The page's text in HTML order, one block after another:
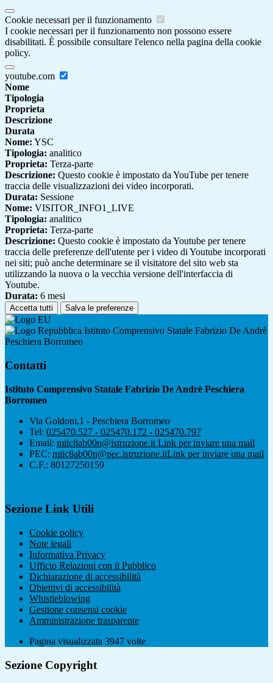
Cookie necessari per il funzionamento
I cookie necessari per il funzionamento non possono essere
disabilitati. È possibile consultare l'elenco nella pagina della cookie
policy.
youtube.com
Nome
Tipologia
Proprieta
Descrizione
Durata
Nome: YSC
Tipologia: analitico
Proprieta: Terza-parte
Descrizione: Questo cookie è impostato da YouTube per tenere
traccia delle visualizzazioni dei video incorporati.
Durata: Sessione
Nome: VISITOR_INFO1_LIVE
Tipologia: analitico
Proprieta: Terza-parte
Descrizione: Questo cookie è impostato da Youtube per tenere
traccia delle preferenze dell'utente per i video di Youtube incorporati
nei siti; può anche determinare se il visitatore del sito web sta
utilizzando la nuova o la vecchia versione dell'interfaccia di
Youtube.
Durata: 6 mesi
Accetta tutti Salva le preferenze
Istituto Comprensivo Statale Fabrizio De Andrè
Peschiera Borromeo
Contatti
Istituto Comprensivo Statale Fabrizio De Andrè Peschiera
Borromeo
Via Goldoni,1 - Peschiera Borromeo
Tel: 025470.527 - 025470.172 - 025470.797
Email: miic8ab00n@istruzione.it Link per inviare una mail
PEC: miic8ab00n@pec.istruzione.itLink per inviare una mail
C.F.: 80127250159
Sezione Link Utili
Cookie policy
Note legali
Informativa Privacy
Ufficio Relazioni con il Pubblico
Dichiarazione di accessibilità
Obiettivi di accessibilità
Whistleblowing
Gestione consensi cookie
Amministrazione trasparente
Pagina visualizzata 3947 volte
Sezione Copyright